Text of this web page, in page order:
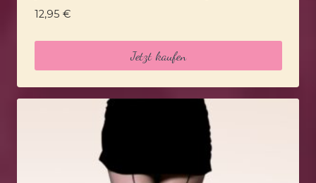
12,95 €
Jetzt kaufen